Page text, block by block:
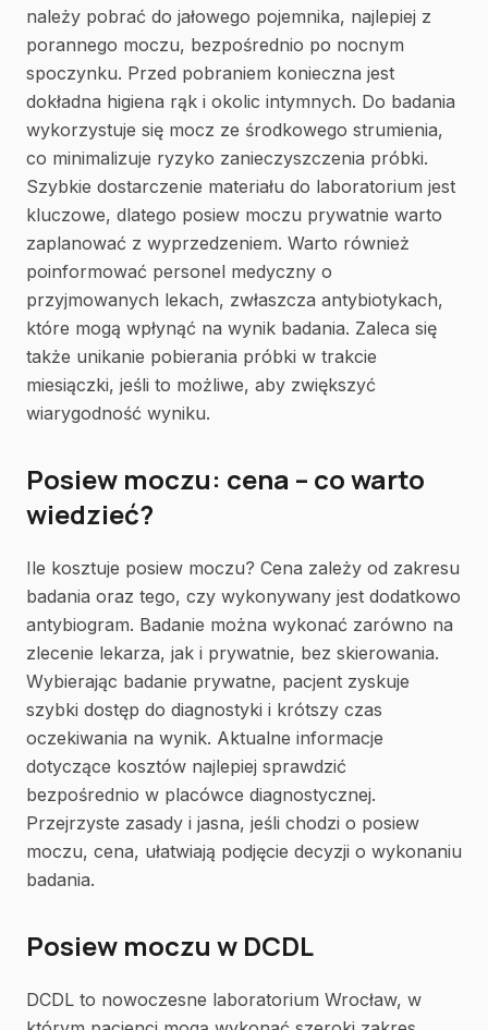
należy pobrać do jałowego pojemnika, najlepiej z
porannego moczu, bezpośrednio po nocnym
spoczynku. Przed pobraniem konieczna jest
dokładna higiena rąk i okolic intymnych. Do badania
wykorzystuje się mocz ze środkowego strumienia,
co minimalizuje ryzyko zanieczyszczenia próbki.
Szybkie dostarczenie materiału do laboratorium jest
kluczowe, dlatego posiew moczu prywatnie warto
zaplanować z wyprzedzeniem. Warto również
poinformować personel medyczny o
przyjmowanych lekach, zwłaszcza antybiotykach,
które mogą wpłynąć na wynik badania. Zaleca się
także unikanie pobierania próbki w trakcie
miesiączki, jeśli to możliwe, aby zwiększyć
wiarygodność wyniku.
Posiew moczu: cena – co warto
wiedzieć?
Ile kosztuje posiew moczu? Cena zależy od zakresu
badania oraz tego, czy wykonywany jest dodatkowo
antybiogram. Badanie można wykonać zarówno na
zlecenie lekarza, jak i prywatnie, bez skierowania.
Wybierając badanie prywatne, pacjent zyskuje
szybki dostęp do diagnostyki i krótszy czas
oczekiwania na wynik. Aktualne informacje
dotyczące kosztów najlepiej sprawdzić
bezpośrednio w placówce diagnostycznej.
Przejrzyste zasady i jasna, jeśli chodzi o posiew
moczu, cena, ułatwiają podjęcie decyzji o wykonaniu
badania.
Posiew moczu w DCDL
DCDL to nowoczesne laboratorium Wrocław, w